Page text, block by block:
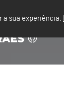
a sua experiência.